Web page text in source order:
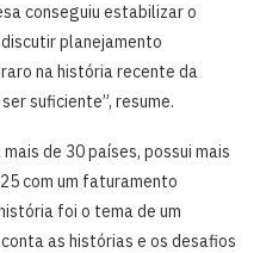
conseguiu estabilizar o
planejamento
na história recente da
suficiente”, resume.
de 30 países, possui mais
com um faturamento
foi o tema de um
as histórias e os desafios